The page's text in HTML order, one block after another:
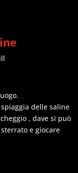
delle saline
, dave si può
e giocare